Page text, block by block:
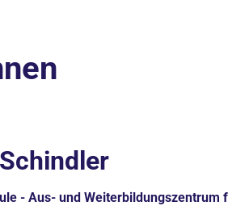
- Aus- und Weiterbildungszentrum